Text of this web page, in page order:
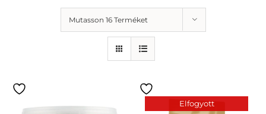
Mutasson 16 Terméket
Elfogyott